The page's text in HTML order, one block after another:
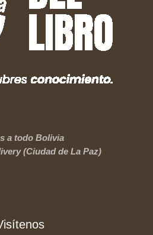
a todo Bolivia
(Ciudad de La Paz)